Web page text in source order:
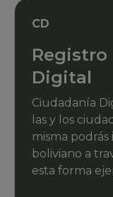
CD
Registro
Digital
Ciudadanía
las y los
misma
boliviano a
esta forma